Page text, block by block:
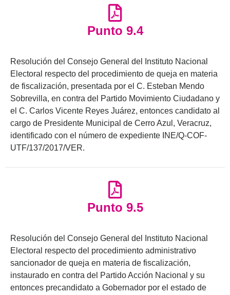
Punto 9.4
Resolución del Consejo General del Instituto Nacional
Electoral respecto del procedimiento de queja en materia
de fiscalización, presentada por el C. Esteban Mendo
Sobrevilla, en contra del Partido Movimiento Ciudadano y
el C. Carlos Vicente Reyes Juárez, entonces candidato al
cargo de Presidente Municipal de Cerro Azul, Veracruz,
identificado con el número de expediente INE/Q-COF-
UTF/137/2017/VER.
Punto 9.5
Resolución del Consejo General del Instituto Nacional
Electoral respecto del procedimiento administrativo
sancionador de queja en materia de fiscalización,
instaurado en contra del Partido Acción Nacional y su
entonces precandidato a Gobernador por el estado de